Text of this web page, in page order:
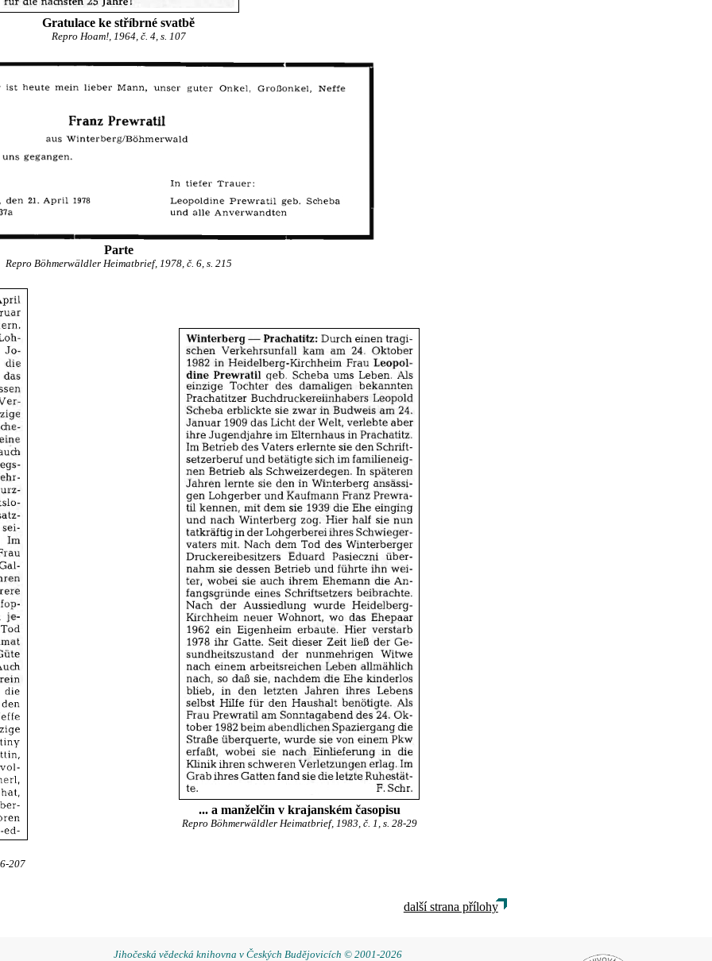
Gratulace ke stříbrné svatbě
Repro Hoam!, 1964, č. 4, s. 107
Parte
Repro Böhmerwäldler Heimatbrief, 1978, č. 6, s. 215
207
... a manželčin v krajanském časopisu
Repro Böhmerwäldler Heimatbrief, 1983, č. 1, s. 28-29
další strana přílohy
Jihočeská vědecká knihovna v Českých Budějovicích © 2001-2026